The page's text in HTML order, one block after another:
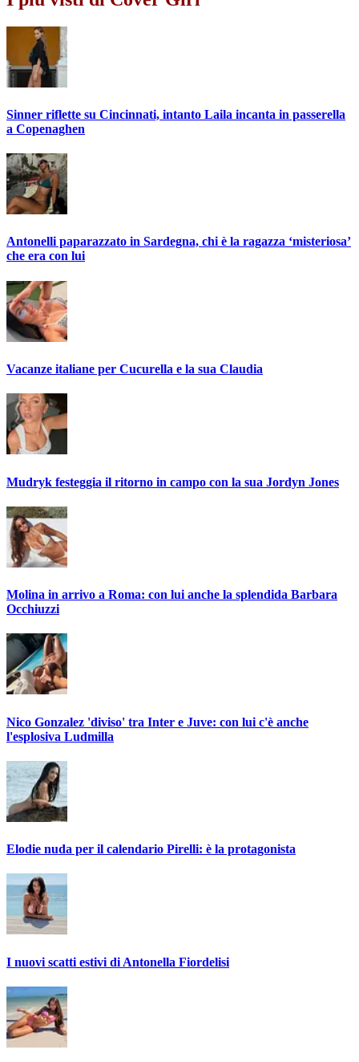
Sinner riflette su Cincinnati, intanto Laila incanta in passerella
a Copenaghen
Antonelli paparazzato in Sardegna, chi è la ragazza ‘misteriosa’
che era con lui
Vacanze italiane per Cucurella e la sua Claudia
Mudryk festeggia il ritorno in campo con la sua Jordyn Jones
Molina in arrivo a Roma: con lui anche la splendida Barbara
Occhiuzzi
Nico Gonzalez 'diviso' tra Inter e Juve: con lui c'è anche
l'esplosiva Ludmilla
Elodie nuda per il calendario Pirelli: è la protagonista
I nuovi scatti estivi di Antonella Fiordelisi